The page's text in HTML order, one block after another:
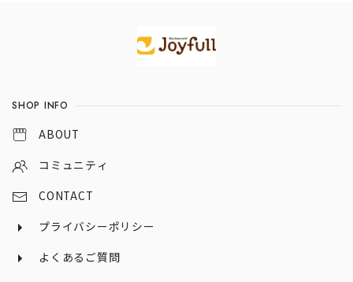
SHOP INFO
ABOUT
コミュニティ
CONTACT
プライバシーポリシー
よくあるご質問